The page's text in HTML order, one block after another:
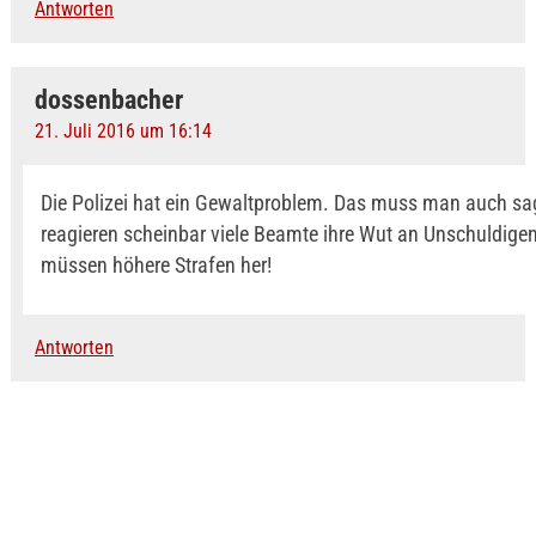
Antworten
dossenbacher
21. Juli 2016 um 16:14
Die Polizei hat ein Gewaltproblem. Das muss man auch
reagieren scheinbar viele Beamte ihre Wut an
müssen höhere Strafen her!
Antworten